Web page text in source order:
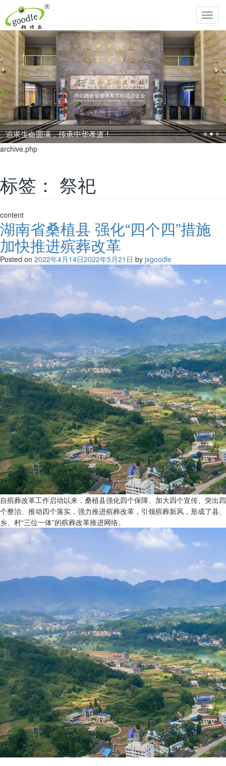
追求生命圆满，传承中华孝道！
archive.php
标签： 祭祀
content
湖南省桑植县 强化“四个四”措施
加快推进殡葬改革
Posted on 2022年4月14日2022年5月21日 by jxgoodle
自殡葬改革工作启动以来，桑植县强化四个保障、加大四个宣传、突出四
个整治、推动四个落实，强力推进殡葬改革，引领殡葬新风，形成了县、
乡、村“三位一体”的殡葬改革推进网络。